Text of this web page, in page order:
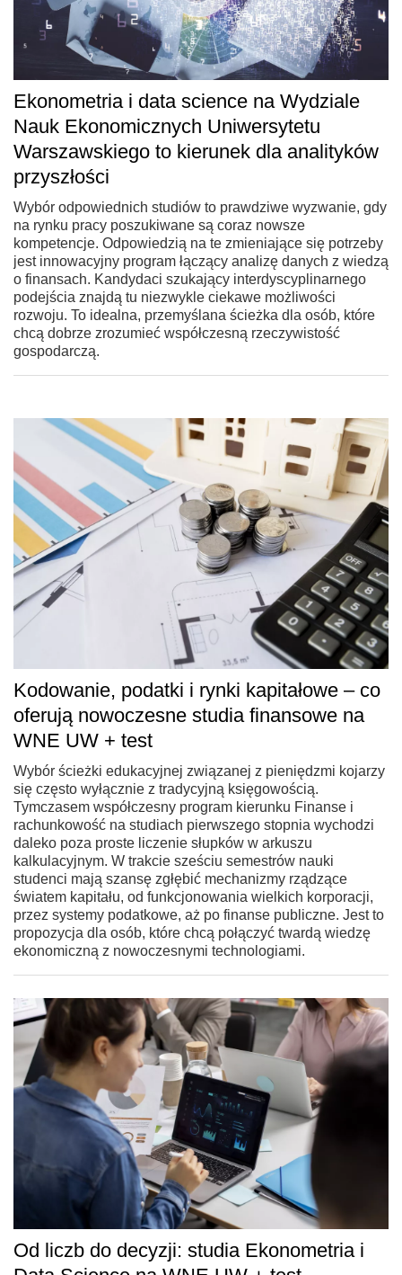
Ekonometria i data science na Wydziale
Nauk Ekonomicznych Uniwersytetu
Warszawskiego to kierunek dla analityków
przyszłości
Wybór odpowiednich studiów to prawdziwe wyzwanie, gdy
na rynku pracy poszukiwane są coraz nowsze
kompetencje. Odpowiedzią na te zmieniające się potrzeby
jest innowacyjny program łączący analizę danych z wiedzą
o finansach. Kandydaci szukający interdyscyplinarnego
podejścia znajdą tu niezwykle ciekawe możliwości
rozwoju. To idealna, przemyślana ścieżka dla osób, które
chcą dobrze zrozumieć współczesną rzeczywistość
gospodarczą.
Kodowanie, podatki i rynki kapitałowe – co
oferują nowoczesne studia finansowe na
WNE UW + test
Wybór ścieżki edukacyjnej związanej z pieniędzmi kojarzy
się często wyłącznie z tradycyjną księgowością.
Tymczasem współczesny program kierunku Finanse i
rachunkowość na studiach pierwszego stopnia wychodzi
daleko poza proste liczenie słupków w arkuszu
kalkulacyjnym. W trakcie sześciu semestrów nauki
studenci mają szansę zgłębić mechanizmy rządzące
światem kapitału, od funkcjonowania wielkich korporacji,
przez systemy podatkowe, aż po finanse publiczne. Jest to
propozycja dla osób, które chcą połączyć twardą wiedzę
ekonomiczną z nowoczesnymi technologiami.
Od liczb do decyzji: studia Ekonometria i